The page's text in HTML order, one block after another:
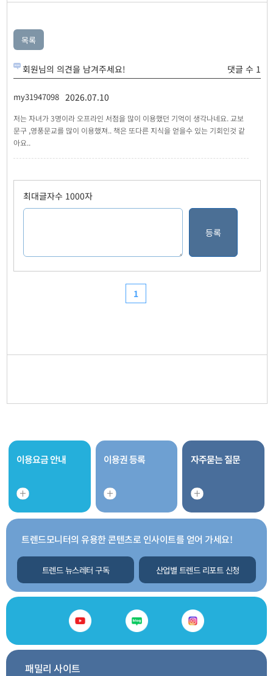
이용요금 안내 이용권 등록 자주묻는 질문
트렌드모니터의 유용한 콘텐츠로 인사이트를 얻어 가세요!
트렌드 뉴스레터 구독 산업별 트렌드 리포트 신청
패밀리 사이트